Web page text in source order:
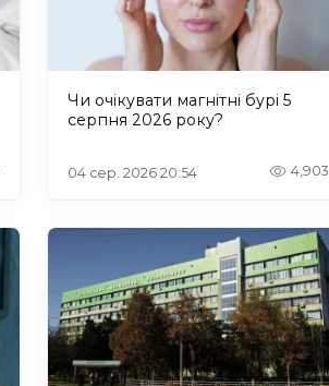
Чи очікувати магнітні бурі 5
серпня 2026 року?
04 сер. 2026 20:54 4,903